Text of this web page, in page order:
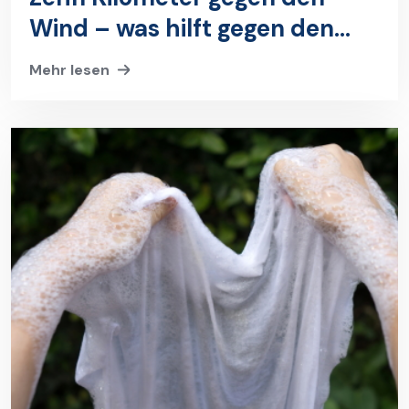
Wind – was hilft gegen den
Mief auf Textilien?
Mehr lesen